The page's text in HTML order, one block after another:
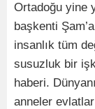
Ortadoğu yine
başkenti
insanlık tüm
susuzluk bir
haberi.
anneler